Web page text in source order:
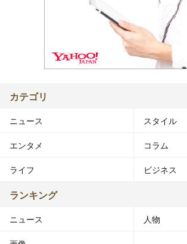
カテゴリ
ニュース スタイル
エンタメ コラム
ライフ ビジネス
ランキング
ニュース 人物